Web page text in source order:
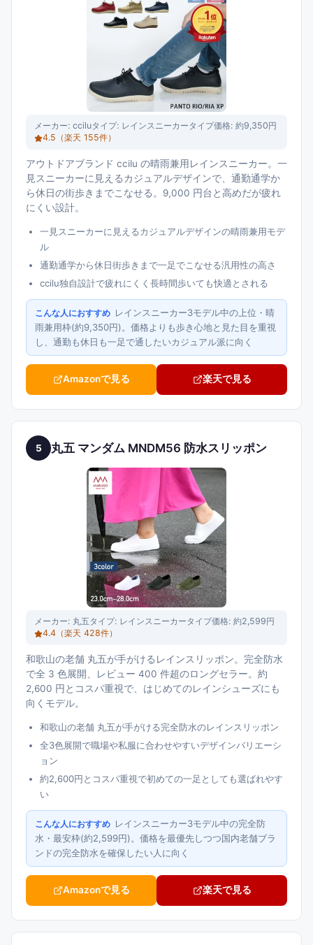
メーカー: cciluタイプ: レインスニーカータイプ価格: 約9,350円
4.5 （楽天 155件）
アウトドアブランド ccilu の晴雨兼用レインスニーカー。一
見スニーカーに見えるカジュアルデザインで、通勤通学か
ら休日の街歩きまでこなせる。9,000 円台と高めだが疲れ
にくい設計。
一見スニーカーに見えるカジュアルデザインの晴雨兼用モデ
ル
通勤通学から休日街歩きまで一足でこなせる汎用性の高さ
ccilu独自設計で疲れにくく長時間歩いても快適とされる
こんな人におすすめ レインスニーカー3モデル中の上位・晴
雨兼用枠(約9,350円)。価格よりも歩き心地と見た目を重視
し、通勤も休日も一足で通したいカジュアル派に向く
Amazonで見る 楽天で見る
5 丸五 マンダム MNDM56 防水スリッポン
メーカー: 丸五タイプ: レインスニーカータイプ価格: 約2,599円
4.4 （楽天 428件）
和歌山の老舗 丸五が手がけるレインスリッポン。完全防水
で全 3 色展開、レビュー 400 件超のロングセラー。約
2,600 円とコスパ重視で、はじめてのレインシューズにも
向くモデル。
和歌山の老舗 丸五が手がける完全防水のレインスリッポン
全3色展開で職場や私服に合わせやすいデザインバリエーシ
ョン
約2,600円とコスパ重視で初めての一足としても選ばれやす
い
こんな人におすすめ レインスニーカー3モデル中の完全防
水・最安枠(約2,599円)。価格を最優先しつつ国内老舗ブラ
ンドの完全防水を確保したい人に向く
Amazonで見る 楽天で見る